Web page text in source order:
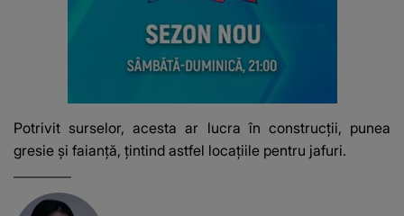
Potrivit surselor, acesta ar lucra în construcții, punea
gresie și faianță, țintind astfel locațiile pentru jafuri.